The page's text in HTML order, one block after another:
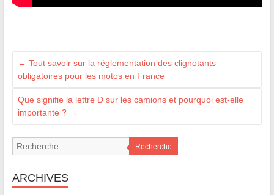
← Tout savoir sur la réglementation des clignotants
obligatoires pour les motos en France
Que signifie la lettre D sur les camions et pourquoi est-elle
importante ? →
Recherche
ARCHIVES